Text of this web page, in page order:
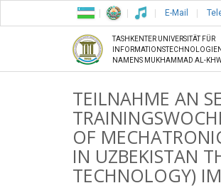
E-Mail
TASHKENTER UNIVERSITÄT FÜR
INFORMATIONSTECHNOLOGIEN
NAMENS MUKHAMMAD AL-
TEILNAHME AN
OF
IN UZBEKISTAN
TECHNOLOGY)